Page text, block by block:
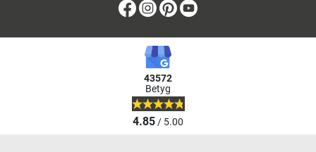
Facebook
Instagram
Pinterest
43572
Betyg
4.85/ 5.00